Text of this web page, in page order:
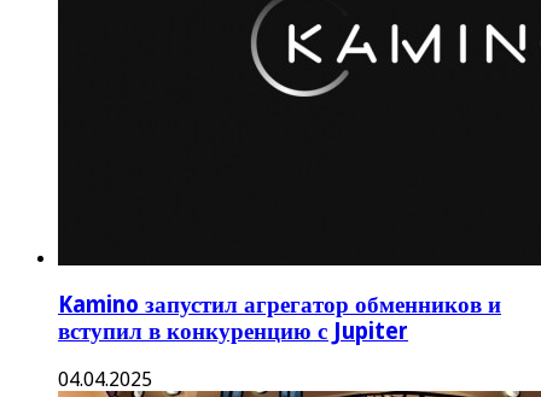
Kamino запустил агрегатор обменников и
вступил в конкуренцию с Jupiter
04.04.2025